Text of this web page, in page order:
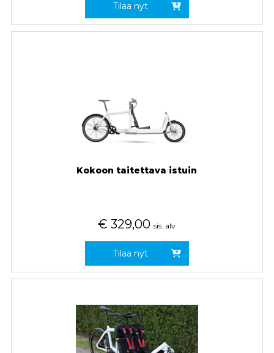
Tilaa nyt
Kokoon taitettava istuin
€ 329,00 sis. alv
Tilaa nyt